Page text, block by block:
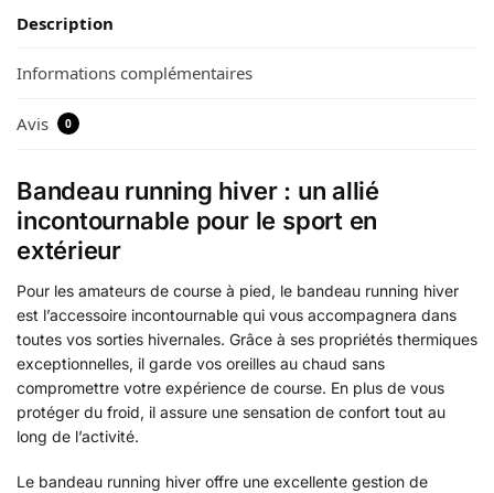
Description
Informations complémentaires
Avis 0
Bandeau running hiver : un allié
incontournable pour le sport en
extérieur
Pour les amateurs de course à pied, le bandeau running hiver
est l’accessoire incontournable qui vous accompagnera dans
toutes vos sorties hivernales. Grâce à ses propriétés thermiques
exceptionnelles, il garde vos oreilles au chaud sans
compromettre votre expérience de course. En plus de vous
protéger du froid, il assure une sensation de confort tout au
long de l’activité.
Le bandeau running hiver offre une excellente gestion de